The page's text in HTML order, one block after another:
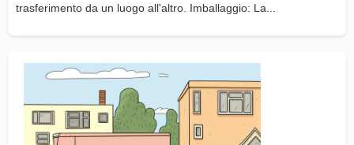
trasferimento da un luogo all'altro. Imballaggio: La...